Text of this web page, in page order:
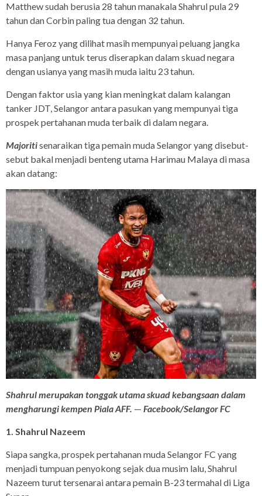
Matthew sudah berusia 28 tahun manakala Shahrul pula 29
tahun dan Corbin paling tua dengan 32 tahun.
Hanya Feroz yang dilihat masih mempunyai peluang jangka
masa panjang untuk terus diserapkan dalam skuad negara
dengan usianya yang masih muda iaitu 23 tahun.
Dengan faktor usia yang kian meningkat dalam kalangan
tanker JDT, Selangor antara pasukan yang mempunyai tiga
prospek pertahanan muda terbaik di dalam negara.
Majoritisenaraikan tiga pemain muda Selangor yang disebut-
sebut bakal menjadi benteng utama Harimau Malaya di masa
akan datang:
Shahrul merupakan tonggak utama skuad kebangsaan dalam
mengharungi kempen Piala AFF. — Facebook/Selangor FC
1. Shahrul Nazeem
Siapa sangka, prospek pertahanan muda Selangor FC yang
menjadi tumpuan penyokong sejak dua musim lalu, Shahrul
Nazeem turut tersenarai antara pemain B-23 termahal di Liga